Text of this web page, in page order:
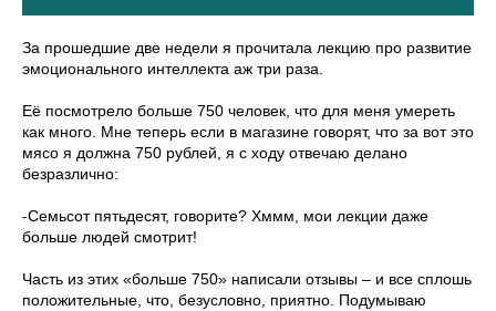
За прошедшие две недели я прочитала лекцию про развитие
эмоционального интеллекта аж три раза.
Её посмотрело больше 750 человек, что для меня умереть
как много. Мне теперь если в магазине говорят, что за вот это
мясо я должна 750 рублей, я с ходу отвечаю делано
безразлично:
-Семьсот пятьдесят, говорите? Хммм, мои лекции даже
больше людей смотрит!
Часть из этих «больше 750» написали отзывы – и все сплошь
положительные, что, безусловно, приятно. Подумываю